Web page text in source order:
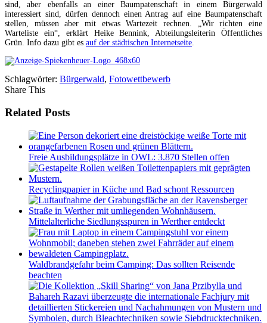
sind, aber ebenfalls an einer Baumpatenschaft in einem Bürgerwald
interessiert sind, dürfen dennoch einen Antrag auf eine Baumpatenschaft
stellen, müssen aber mit etwas Wartezeit rechnen. „Wir richten eine
Warteliste ein“, erklärt Heike Bennink, Abteilungsleiterin Öffentliches
Grün. Info dazu gibt es auf der städtischen Internetseite
Schlagwörter: Bürgerwald, Fotowettbewerb
Share This
Related Posts
Freie Ausbildungsplätze in OWL: 3.870 Stellen offen
Recyclingpapier in Küche und Bad schont Ressourcen
Mittelalterliche Siedlungsspuren in Werther entdeckt
Waldbrandgefahr beim Camping: Das sollten Reisende
beachten